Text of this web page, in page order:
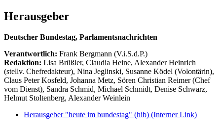
Herausgeber
Deutscher Bundestag, Parlamentsnachrichten
Verantwortlich: Frank Bergmann (V.i.S.d.P.)
Redaktion: Lisa Brüßler, Claudia Heine, Alexander Heinrich
(stellv. Chefredakteur), Nina Jeglinski, Susanne Ködel (Volontärin),
Claus Peter Kosfeld, Johanna Metz, Sören Christian Reimer (Chef
vom Dienst), Sandra Schmid, Michael Schmidt, Denise Schwarz,
Helmut Stoltenberg, Alexander Weinlein
Herausgeber "heute im bundestag" (hib) (Interner Link)